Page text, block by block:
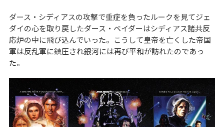
ダース・シディアスの攻撃で重症を負ったルークを見てジェ
ダイの心を取り戻したダース・ベイダーはシディアス諸共反
応炉の中に飛び込んでいった。こうして皇帝を亡くした帝国
軍は反乱軍に鎮圧され銀河には再び平和が訪れたのであっ
た。